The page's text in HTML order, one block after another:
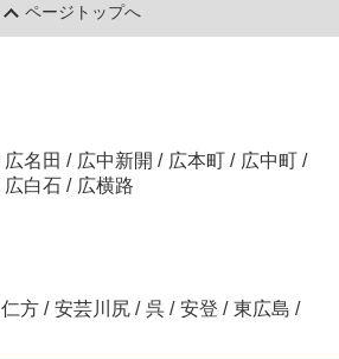
ページトップへ
広名田 / 広中新開 / 広本町 / 広中町 /
広白石 / 広横路
仁方 / 安芸川尻 / 呉 / 安登 / 東広島 /